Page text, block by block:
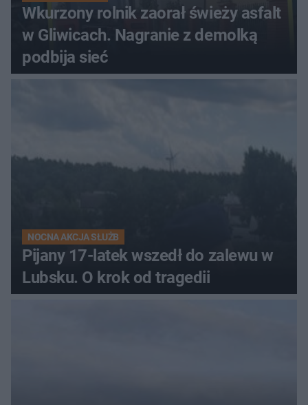
Wkurzony rolnik zaorał świeży asfalt
w Gliwicach. Nagranie z demolką
podbija sieć
NOCNA AKCJA SŁUŻB
Pijany 17-latek wszedł do zalewu w
Lubsku. O krok od tragedii